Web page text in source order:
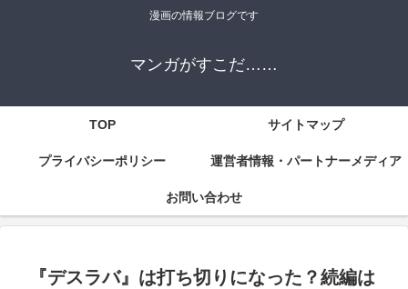
漫画の情報ブログです
マンガがすこだ……
TOP サイトマップ
プライバシーポリシー 運営者情報・パートナーメディア
お問い合わせ
『デスラバ』は打ち切りになった？続編は